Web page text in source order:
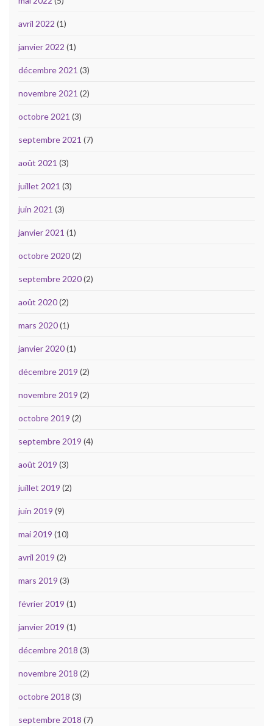
avril 2022 (1)
janvier 2022 (1)
décembre 2021 (3)
novembre 2021 (2)
octobre 2021 (3)
septembre 2021 (7)
août 2021 (3)
juillet 2021 (3)
juin 2021 (3)
janvier 2021 (1)
octobre 2020(2)
septembre 2020(2)
août 2020(2)
mars 2020(1)
janvier 2020(1)
décembre 2019 (2)
novembre 2019 (2)
octobre 2019 (2)
septembre 2019 (4)
août 2019 (3)
juillet 2019 (2)
juin 2019 (9)
mai 2019 (10)
avril 2019 (2)
mars 2019 (3)
février 2019 (1)
janvier 2019 (1)
décembre 2018 (3)
novembre 2018 (2)
octobre 2018 (3)
septembre 2018 (7)